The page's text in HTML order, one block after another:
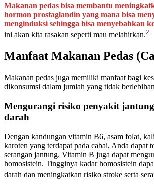
Makanan pedas bisa membantu
hormon prostaglandin yang mana bisa
menginduksi sehingga bisa menyebabkan
ini akan kita rasakan seperti mau melahirkan.2
Manfaat Makanan Pedas
Makanan pedas juga memiliki manfaat bagi
dikonsumsi dalam jumlah yang tidak
Mengurangi risiko penyakit
darah
Dengan kandungan vitamin B6, asam folat,
karoten yang terdapat pada cabai, Anda dapat
serangan jantung. Vitamin B juga dapat
homosistein. Tingginya kadar homosistein
darah dan meningkatkan risiko stroke serta